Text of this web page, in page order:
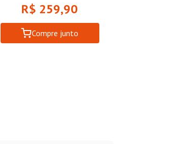
R$ 259,90
Compre junto